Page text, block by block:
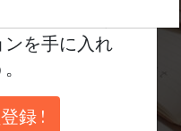
を手に入れ
録 !